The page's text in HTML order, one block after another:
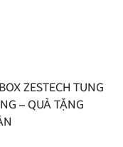
ZESTECH TUNG
– QUÀ TẶNG